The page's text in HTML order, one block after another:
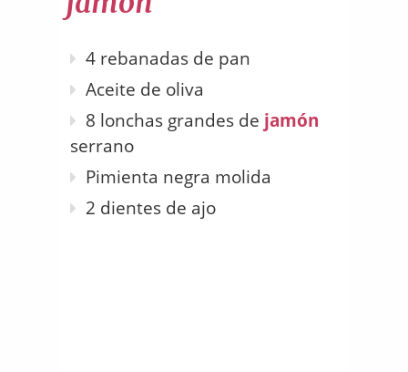
4 rebanadas de pan
Aceite de oliva
8 lonchas grandes de jamón
serrano
Pimienta negra molida
2 dientes de ajo